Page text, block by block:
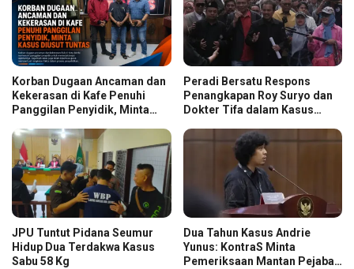
Korban Dugaan Ancaman dan
Kekerasan di Kafe Penuhi
Panggilan Penyidik, Minta
Peradi Bersatu Respons
Penangkapan Roy Suryo dan
Dokter Tifa dalam Kasus
JPU Tuntut Pidana Seumur
Hidup Dua Terdakwa Kasus
Sabu 58 Kg
Dua Tahun Kasus Andrie
Yunus: KontraS Minta
Pemeriksaan Mantan Pejabat